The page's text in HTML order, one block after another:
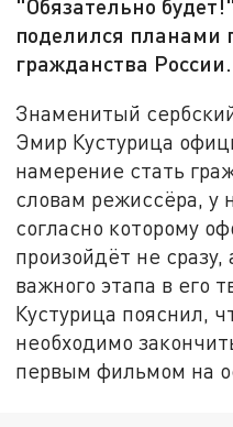
"Обязательно
поделился планами
гражданства России.
Знаменитый
Эмир Кустурица
намерение стать
словам режиссёра, у
согласно которому
произойдёт не
важного этапа в его
Кустурица пояснил,
необходимо
первым фильмом на